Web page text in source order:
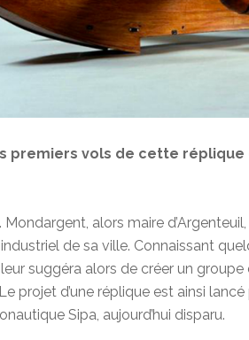
premiers vols de cette réplique
Mondargent, alors maire
de sa ville. Connaissant
suggéra alors de créer un
projet d’une réplique est ainsi
Sipa, aujourd’hui disparu.